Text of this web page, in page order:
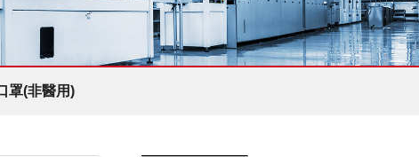
罩(非醫用)